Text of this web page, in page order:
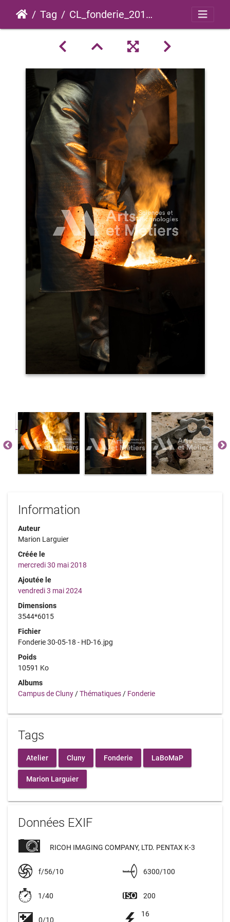
Tag CL_fonderie_2018_0007
Information
Auteur
Marion Larguier
Créée le
mercredi 30 mai 2018
Ajoutée le
vendredi 3 mai 2024
Dimensions
3544*6015
Fichier
Fonderie 30-05-18 - HD-16.jpg
Poids
10591 Ko
Albums
Campus de Cluny /Thématiques / Fonderie
Tags
Atelier Cluny Fonderie LaBoMaP
Marion Larguier
Données EXIF
RICOH IMAGING COMPANY, LTD. PENTAX K-3
f/56/10 6300/100
1/40 200
0/10
16